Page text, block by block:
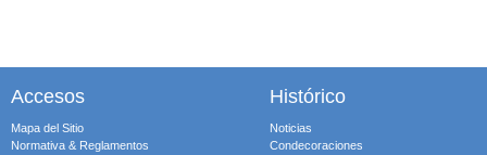
Accesos
Mapa del Sitio
Normativa & Reglamentos
Histórico
Noticias
Condecoraciones